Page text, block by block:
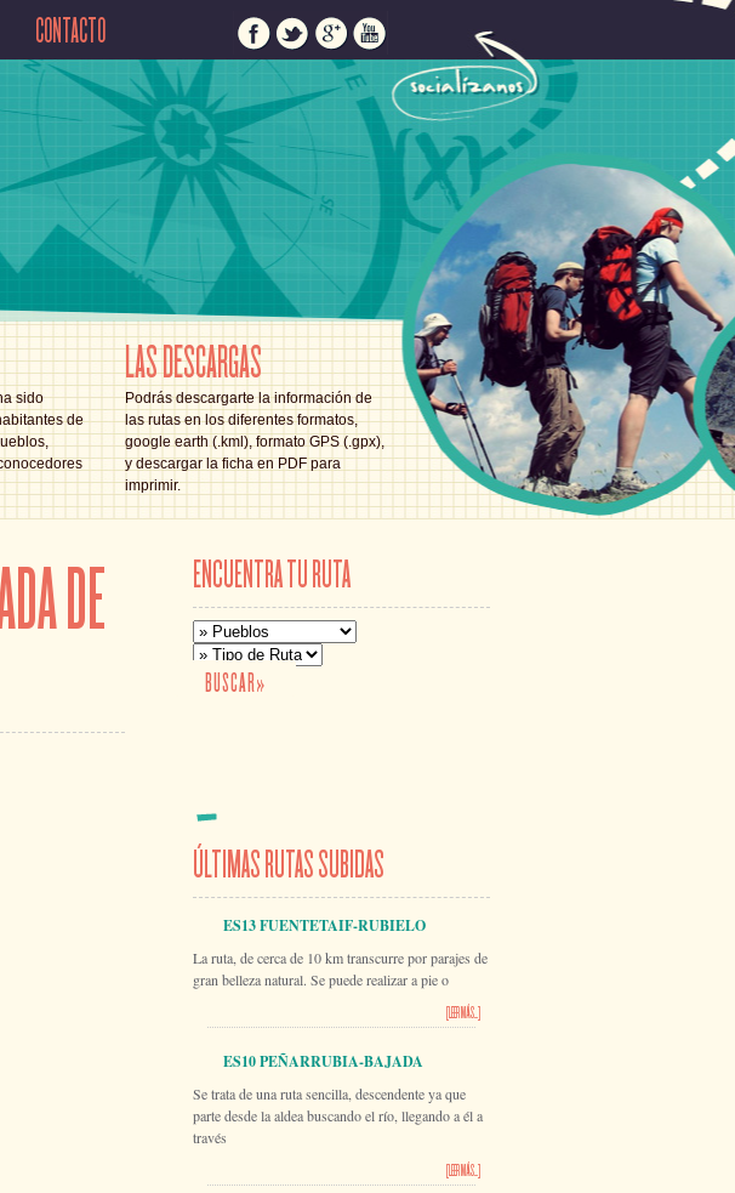
CONTACTO
sido
de
LAS DESCARGAS
Podrás descargarte la información de
las rutas en los diferentes formatos,
google earth (.kml), formato GPS (.gpx),
y descargar la ficha en PDF para
imprimir.
DE ENCUENTRA TU RUTA
ÚLTIMAS RUTAS SUBIDAS
ES13 FUENTETAIF-RUBIELO
La ruta, de cerca de 10 km transcurre por parajes de
gran belleza natural. Se puede realizar a pie o
[LEER MÁS...]
ES10 PEÑARRUBIA-BAJADA
RÍO SEGURA
Se trata de una ruta sencilla, descendente ya que
parte desde la aldea buscando el río, llegando a él a
través
[LEER MÁS...]